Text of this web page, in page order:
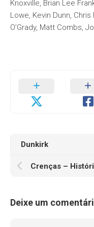
Knoxville, Brian Lee
Lowe, Kevin Dunn,
O’Grady, Matt Combs,
Dunkirk
Crenças –
Deixe um